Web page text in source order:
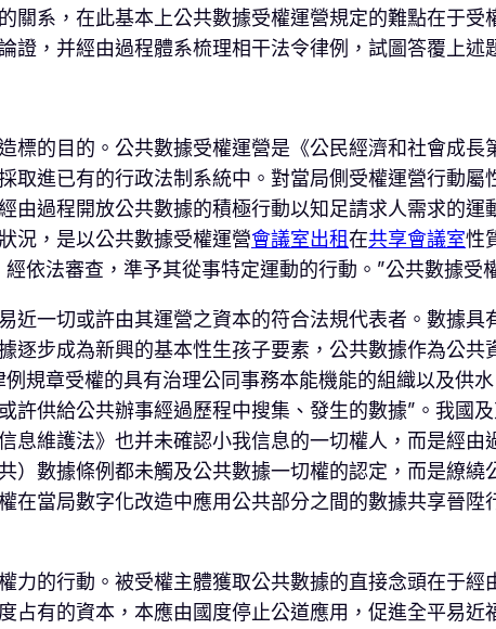
關系，在此基本上公共數據受權運營規定的難點在于受
證，并經由過程體系梳理相干法令律例，試圖答覆上述
標的目的。公共數據受權運營是《公民經濟和社會成
取進已有的行政法制系統中。對當局側受權運營行動
由過程開放公共數據的積極行動以知足請求人需求的
況，是以公共數據受權運營會議室出租在共享會議室性
依法審查，準予其從事特定運動的行動。”公共數據受
近一切或許由其運營之資本的符合法規代表者。數據
逐步成為新興的基本性生孩子要素，公共數據作為公
規章受權的具有治理公同事務本能機能的組織以及供
許供給公共辦事經過歷程中搜集、發生的數據”。我國
息維護法》也并未確認小我信息的一切權人，而是經
）數據條例都未觸及公共數據一切權的認定，而是繚
在當局數字化改造中應用公共部分之間的數據共享晉
力的行動。被受權主體獲取公共數據的直接念頭在于
占有的資本，本應由國度停止公道應用，促進全平易